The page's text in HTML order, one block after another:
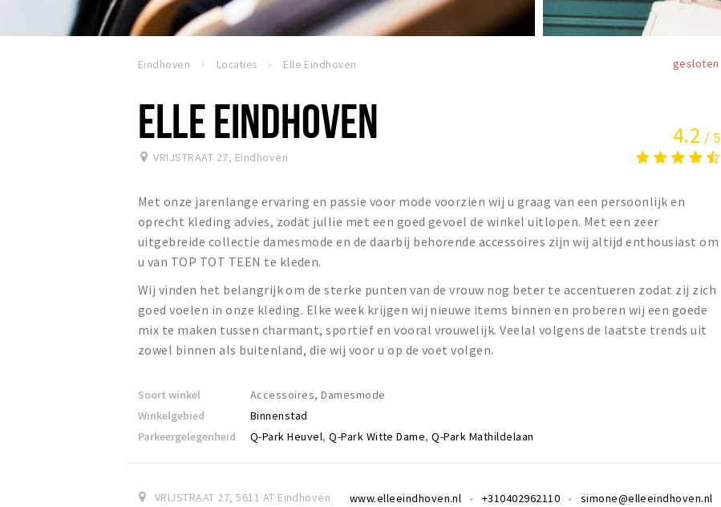
Eindhoven Locaties Elle Eindhoven gesloten
ELLE EINDHOVEN
VRIJSTRAAT 27, Eindhoven
4.2 / 5
Met onze jarenlange ervaring en passie voor mode voorzien wij u graag van een persoonlijk en
oprecht kleding advies, zodat jullie met een goed gevoel de winkel uitlopen. Met een zeer
uitgebreide collectie damesmode en de daarbij behorende accessoires zijn wij altijd enthousiast om
u van TOP TOT TEEN te kleden.
Wij vinden het belangrijk om de sterke punten van de vrouw nog beter te accentueren zodat zij zich
goed voelen in onze kleding. Elke week krijgen wij nieuwe items binnen en proberen wij een goede
mix te maken tussen charmant, sportief en vooral vrouwelijk. Veelal volgens de laatste trends uit
zowel binnen als buitenland, die wij voor u op de voet volgen.
Soort winkel
Accessoires, Damesmode
Winkelgebied
Binnenstad
Parkeergelegenheid
Q-Park Heuvel,Q-Park Witte Dame,Q-Park Mathildelaan
VRIJSTRAAT 27,5611 AT Eindhoven www.elleeindhoven.nl +310402962110 simone@elleeindhoven.nl